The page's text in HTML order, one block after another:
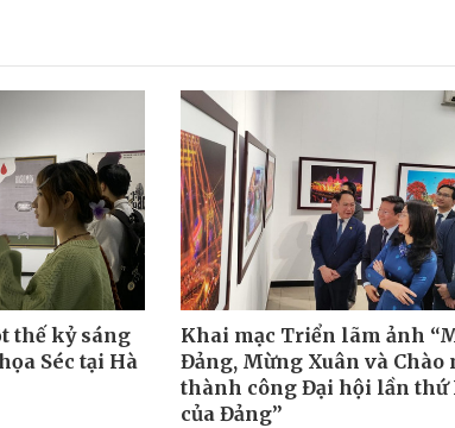
thế kỷ sáng
Séc tại Hà
Khai mạc Triển lãm ảnh
Đảng, Mừng Xuân và Chào
thành công Đại hội lần thứ
của Đảng”